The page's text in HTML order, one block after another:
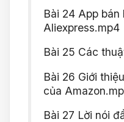
Bài 24 App bán
Aliexpress.mp4
Bài 25 Các
Bài 26 Giới
của
Bài 27 Lời nói